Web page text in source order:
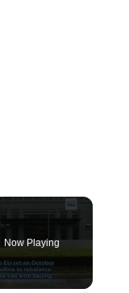
Now Playing